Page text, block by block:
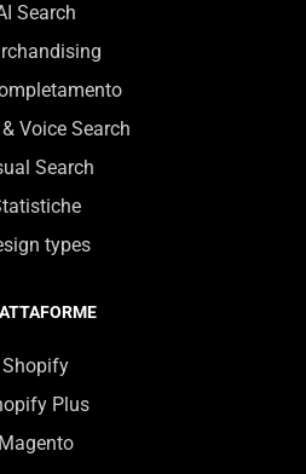
Search
Voice Search
Search
types
Shopify
Plus
Magento